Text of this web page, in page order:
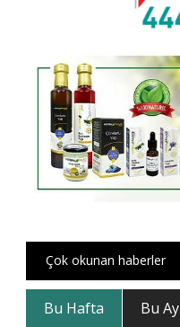
Çok okunan haberler
Bu Hafta Bu Ay